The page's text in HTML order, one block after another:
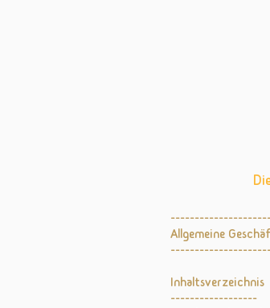
Allgemeine
Inhaltsverzeichnis
------------------